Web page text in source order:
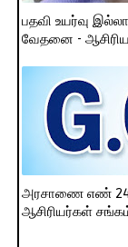
பதவி உயர்வு
வேதனை -
அரசாணை எண்
ஆசிரியர்கள்